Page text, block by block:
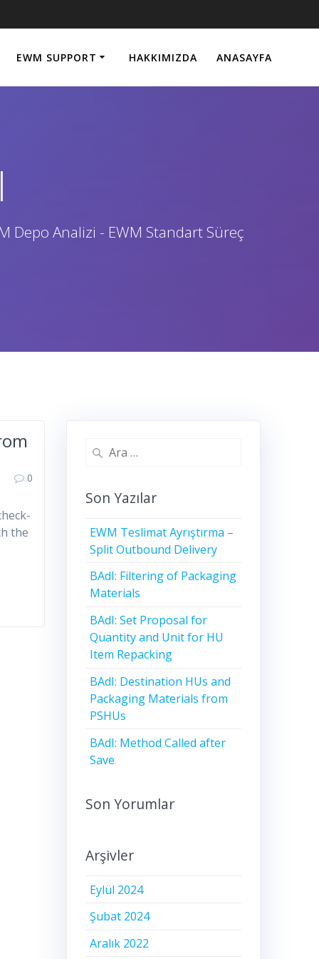
EWM SUPPORT HAKKIMIZDA ANASAYFA
Depo Analizi - EWM Standart Süreç
0
the
Arama:
Son Yazılar
EWM Teslimat Ayrıştırma –
Split Outbound Delivery
BAdI: Filtering of Packaging
Materials
BAdI: Set Proposal for
Quantity and Unit for HU
Item Repacking
BAdI: Destination HUs and
Packaging Materials from
PSHUs
BAdI: Method Called after
Save
Son Yorumlar
Arşivler
Eylül 2024
Şubat 2024
Aralık 2022